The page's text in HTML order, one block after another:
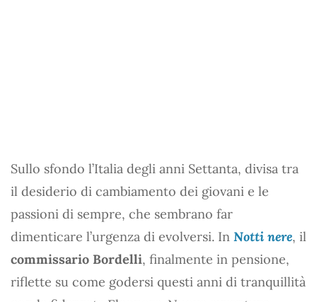
Sullo sfondo l’Italia degli anni Settanta, divisa tra
il desiderio di cambiamento dei giovani e le
passioni di sempre, che sembrano far
dimenticare l’urgenza di evolversi. In Notti nere, il
commissario Bordelli, finalmente in pensione,
riflette su come godersi questi anni di tranquillità